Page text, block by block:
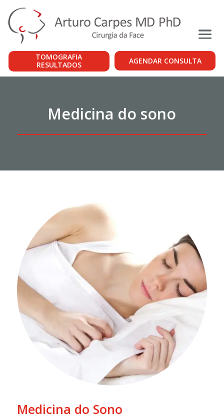
TOMOGRAFIA
RESULTADOS
AGENDAR CONSULTA
Medicina do sono
Medicina do Sono